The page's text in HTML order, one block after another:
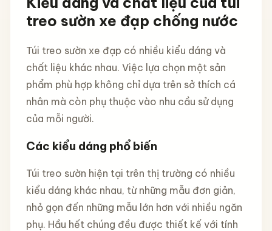
treo sườn xe đạp chống nước
Túi treo sườn xe đạp có nhiều kiểu dáng và
chất liệu khác nhau. Việc lựa chọn một sản
phẩm phù hợp không chỉ dựa trên sở thích cá
nhân mà còn phụ thuộc vào nhu cầu sử dụng
của mỗi người.
Các kiểu dáng phổ biến
Túi treo sườn hiện tại trên thị trường có nhiều
kiểu dáng khác nhau, từ những mẫu đơn giản,
nhỏ gọn đến những mẫu lớn hơn với nhiều ngăn
phụ. Hầu hết chúng đều được thiết kế với tính